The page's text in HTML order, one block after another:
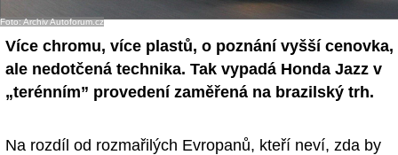
Foto: Archiv Autoforum.cz
Více chromu, více plastů, o poznání vyšší cenovka,
ale nedotčená technika. Tak vypadá Honda Jazz v
„terénním” provedení zaměřená na brazilský trh.
Na rozdíl od rozmařilých Evropanů, kteří neví, zda by